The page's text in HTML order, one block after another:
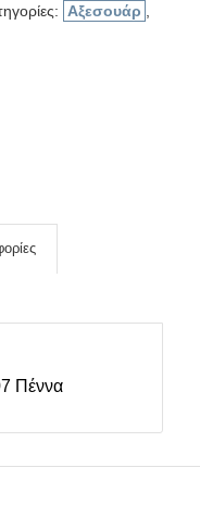
Αξεσουάρ
Πέννα